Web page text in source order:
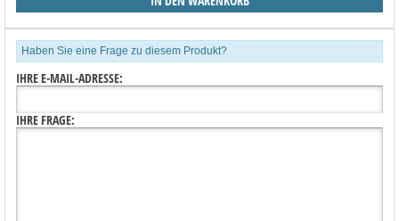
Haben Sie eine Frage zu diesem Produkt?
IHRE E-MAIL-ADRESSE:
IHRE FRAGE: